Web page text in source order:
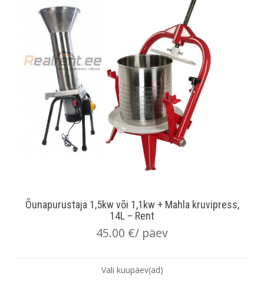
Õunapurustaja 1,5kw või 1,1kw + Mahla kruvipress,
14L – Rent
45.00 €/ päev
Vali kuupäev(ad)